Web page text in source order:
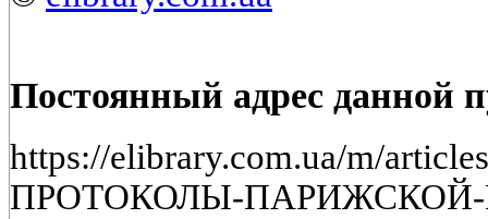
Постоянный адрес данной
https://elibrary.com.ua/m/
ПРОТОКОЛЫ-